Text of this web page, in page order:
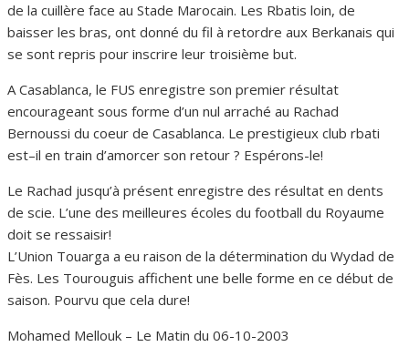
de la cuillère face au Stade Marocain. Les Rbatis loin, de
baisser les bras, ont donné du fil à retordre aux Berkanais qui
se sont repris pour inscrire leur troisième but.
A Casablanca, le FUS enregistre son premier résultat
encourageant sous forme d’un nul arraché au Rachad
Bernoussi du coeur de Casablanca. Le prestigieux club rbati
est–il en train d’amorcer son retour ? Espérons-le!
Le Rachad jusqu’à présent enregistre des résultat en dents
de scie. L’une des meilleures écoles du football du Royaume
doit se ressaisir!
L’Union Touarga a eu raison de la détermination du Wydad de
Fès. Les Tourouguis affichent une belle forme en ce début de
saison. Pourvu que cela dure!
Mohamed Mellouk – Le Matin du 06-10-2003